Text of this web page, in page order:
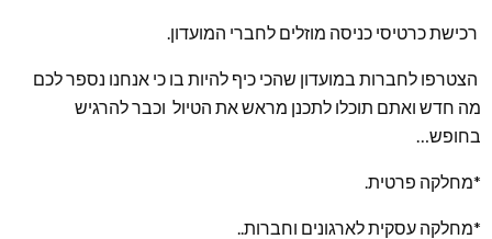
רכישת כרטיסי כניסה מוזלים לחברי המועדון.
הצטרפו לחברות במועדון שהכי כיף להיות בו כי אנחנו נספר לכם
מה חדש ואתם תוכלו לתכנן מראש את הטיול וכבר להרגיש
בחופש…
*מחלקה פרטית.
*מחלקה עסקית לארגונים וחברות..